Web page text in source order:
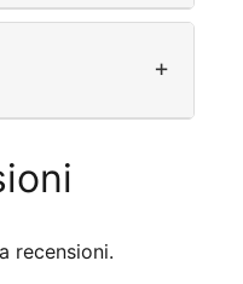
recensioni.